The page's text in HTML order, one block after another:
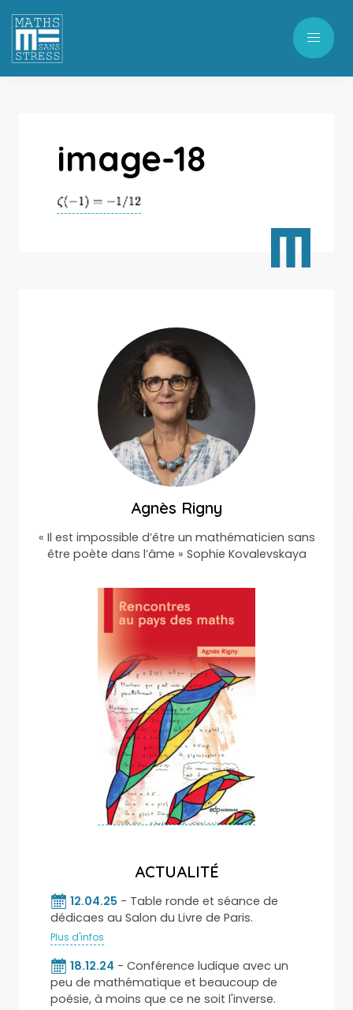
image-18
Agnès Rigny
« Il est impossible d’être un mathématicien sans
être poète dans l’âme » Sophie Kovalevskaya
ACTUALITÉ
12.04.25 - Table ronde et séance de
dédicaes au Salon du Livre de Paris.
Plus d'infos
18.12.24 - Conférence ludique avec un
peu de mathématique et beaucoup de
poésie, à moins que ce ne soit l'inverse.